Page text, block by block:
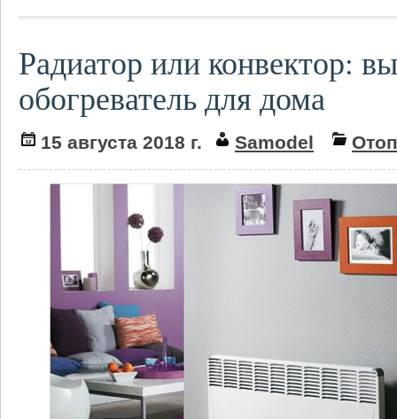
Радиатор или конвектор:
обогреватель для дома
15 августа 2018 г. Samodel